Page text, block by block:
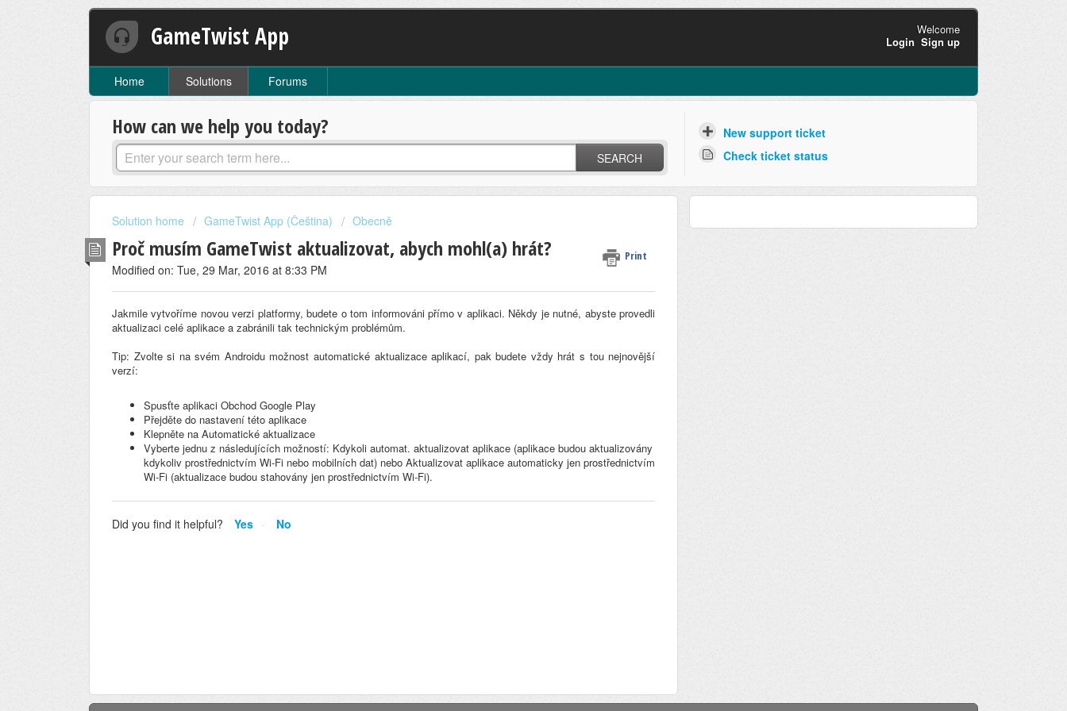
GameTwist App
Welcome
Login Sign up
Home Solutions Forums
How can we help you today?
SEARCH
New support ticket
Check ticket status
Solution home GameTwist App (Čeština) Obecně
Proč musím GameTwist aktualizovat, abych mohl(a) hrát? Print
Modified on: Tue, 29 Mar, 2016 at 8:33 PM
Jakmile vytvoříme novou verzi platformy, budete o tom informováni přímo v aplikaci. Někdy je nutné, abyste provedli
aktualizaci celé aplikace a zabránili tak technickým problémům.
Tip: Zvolte si na svém Androidu možnost automatické aktualizace aplikací, pak budete vždy hrát s tou nejnovější
verzí:
Spusťte aplikaci Obchod Google Play
Přejděte do nastavení této aplikace
Klepněte na Automatické aktualizace
Vyberte jednu z následujících možností: Kdykoli automat. aktualizovat aplikace (aplikace budou aktualizovány
kdykoliv prostřednictvím Wi-Fi nebo mobilních dat) nebo Aktualizovat aplikace automaticky jen prostřednictvím
Wi-Fi (aktualizace budou stahovány jen prostřednictvím Wi-Fi).
Did you find it helpful? Yes No